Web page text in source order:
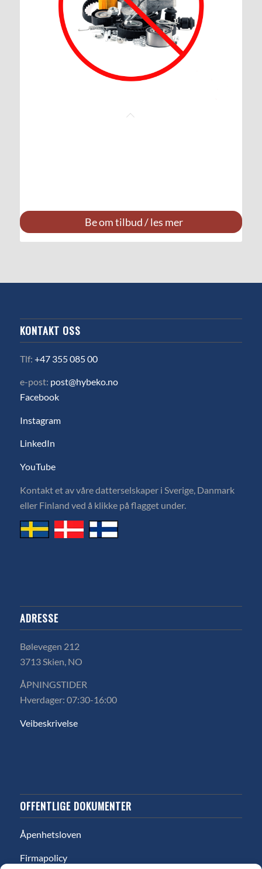
Be om tilbud / les mer
KONTAKT OSS
Tlf: +47 355 085 00
e-post: post@hybeko.no
Facebook
Instagram
LinkedIn
YouTube
Kontakt et av våre datterselskaper i Sverige, Danmark
eller Finland ved å klikke på flagget under.
ADRESSE
Bølevegen 212
3713 Skien, NO
ÅPNINGSTIDER
Hverdager: 07:30-16:00
Veibeskrivelse
OFFENTLIGE DOKUMENTER
Åpenhetsloven
Firmapolicy